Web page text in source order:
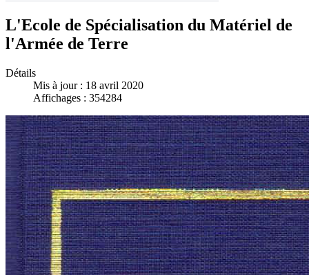
L'Ecole de Spécialisation du Matériel de
l'Armée de Terre
Détails
Mis à jour : 18 avril 2020
Affichages : 354284